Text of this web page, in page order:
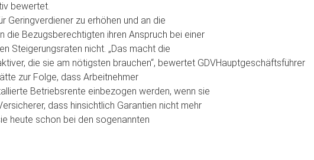
bewertet.
Geringverdiener zu erhöhen und an die
die Bezugsberechtigten ihren Anspruch bei einer
Steigerungsraten nicht. „Das macht die
die sie am nötigsten brauchen“, bewertet GDVHauptgeschäftsführer
zur Folge, dass Arbeitnehmer
Betriebsrente einbezogen werden, wenn sie
dass hinsichtlich Garantien nicht mehr
heute schon bei den sogenannten